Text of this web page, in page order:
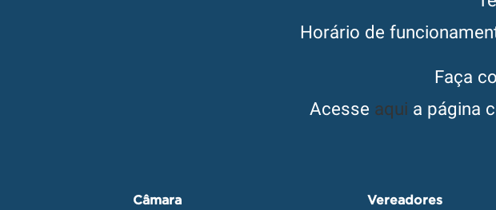
Horário de
Faça
Acesse aqui a página
Câmara
Vereadores